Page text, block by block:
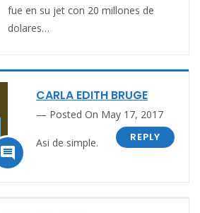
fue en su jet con 20 millones de
dolares…

CARLA EDITH BRUGE
Posted On May 17, 2017
REPLY
Asi de simple.